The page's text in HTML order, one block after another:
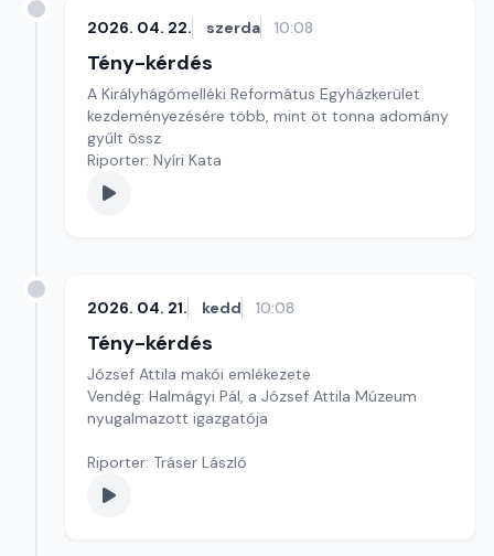
2026. 04. 22. szerda 10:08
Tény-kérdés
A Királyhágómelléki Református Egyházkerület
kezdeményezésére több, mint öt tonna adomány
gyűlt össz
Riporter: Nyíri Kata
2026. 04. 21. kedd 10:08
Tény-kérdés
József Attila makói emlékezete
Vendég: Halmágyi Pál, a József Attila Múzeum
nyugalmazott igazgatója
Riporter: Tráser László